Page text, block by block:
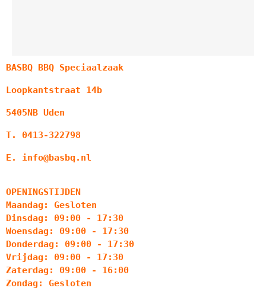
BASBQ BBQ Speciaalzaak
Loopkantstraat 14b
5405NB Uden
T. 0413-322798
E. info@basbq.nl
OPENINGSTIJDEN
Maandag: Gesloten
Dinsdag: 09:00 - 17:30
Woensdag: 09:00 - 17:30
Donderdag: 09:00 - 17:30
Vrijdag: 09:00 - 17:30
Zaterdag: 09:00 - 16:00
Zondag: Gesloten